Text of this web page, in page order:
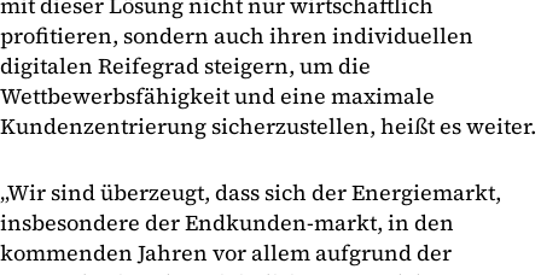
profitieren, sondern auch ihren individuellen
digitalen Reifegrad steigern, um die
Wettbewerbsfähigkeit und eine maximale
Kundenzentrierung sicherzustellen, heißt es weiter.
„Wir sind überzeugt, dass sich der Energiemarkt,
insbesondere der Endkunden-markt, in den
kommenden Jahren vor allem aufgrund der